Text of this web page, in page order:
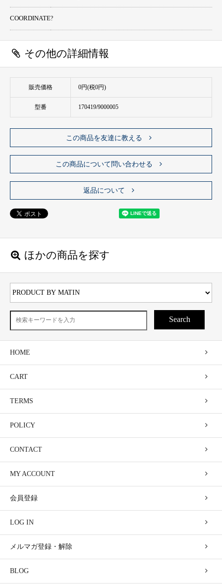
COORDINATE?
その他の詳細情報
販売価格 0円(税0円)
型番 170419/9000005
この商品を友達に教える
この商品について問い合わせる
返品について
ほかの商品を探す
Search
HOME
CART
TERMS
POLICY
CONTACT
MY ACCOUNT
会員登録
LOG IN
メルマガ登録・解除
BLOG